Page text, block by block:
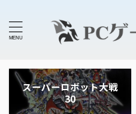
スーパーロボット大戦
30